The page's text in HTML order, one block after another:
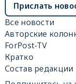
Прислать
Все новости
Авторские
ForPost-TV
Кратко
Состав редакции